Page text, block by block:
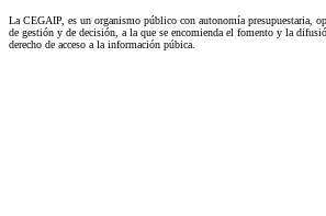
La CEGAIP, es un organismo público con autonomía presupuestaria,
de gestión y de decisión, a la que se encomienda el fomento y la
derecho de acceso a la información púbica.